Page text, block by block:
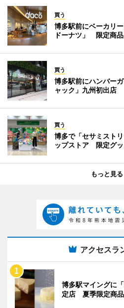
買う
博多駅前にベーカリ
ドーナツ」 限定商
買う
博多駅前にハンバー
ャック」九州初出店
買う
博多で「セサミスト
ップストア 限定グッ
もっと見る
アクセスラ
博多駅マイングに
定店 夏季限定商